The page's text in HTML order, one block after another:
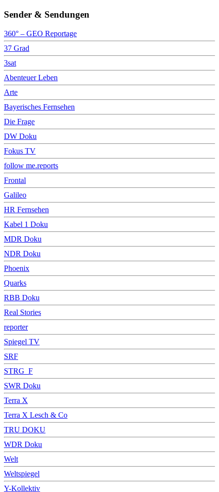
Sender & Sendungen
360° – GEO Reportage
37 Grad
3sat
Abenteuer Leben
Arte
Bayerisches Fernsehen
Die Frage
DW Doku
Fokus TV
follow me.reports
Frontal
Galileo
HR Fernsehen
Kabel 1 Doku
MDR Doku
NDR Doku
Phoenix
Quarks
RBB Doku
Real Stories
reporter
Spiegel TV
SRF
STRG_F
SWR Doku
Terra X
Terra X Lesch & Co
TRU DOKU
WDR Doku
Welt
Weltspiegel
Y-Kollektiv